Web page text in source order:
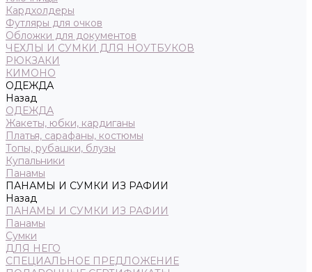
Кардхолдеры
Футляры для очков
Обложки для документов
ЧЕХЛЫ И СУМКИ ДЛЯ НОУТБУКОВ
РЮКЗАКИ
КИМОНО
ОДЕЖДА
Назад
ОДЕЖДА
Жакеты, юбки, кардиганы
Платья, сарафаны, костюмы
Топы, рубашки, блузы
Купальники
Панамы
ПАНАМЫ И СУМКИ ИЗ РАФИИ
Назад
ПАНАМЫ И СУМКИ ИЗ РАФИИ
Панамы
Сумки
ДЛЯ НЕГО
СПЕЦИАЛЬНОЕ ПРЕДЛОЖЕНИЕ